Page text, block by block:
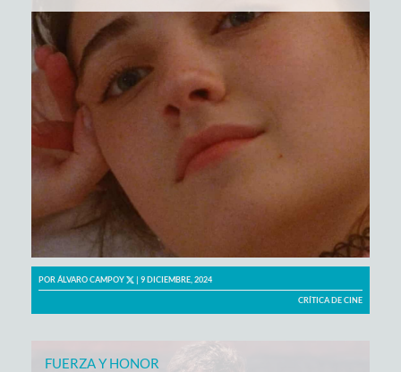
PORÁLVARO CAMPOY | 9 DICIEMBRE, 2024
CRÍTICA DE CINE
FUERZA Y HONOR